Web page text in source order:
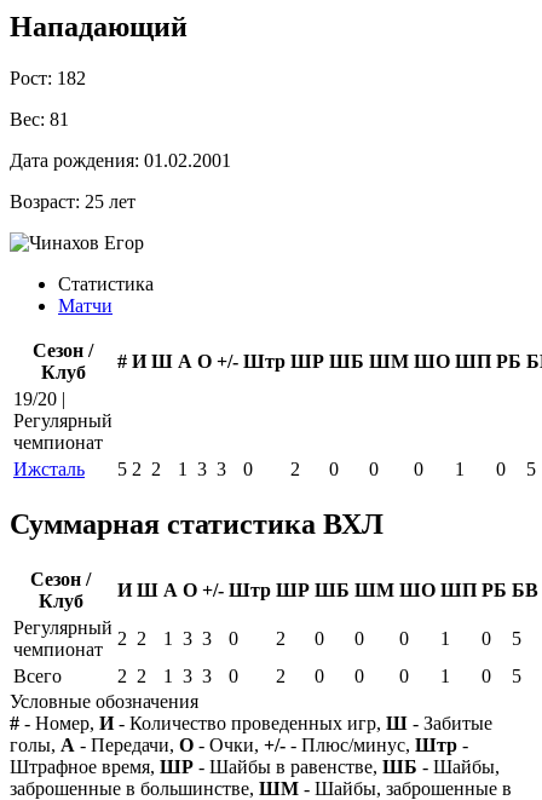
Нападающий
Рост: 182
Вес: 81
Дата рождения: 01.02.2001
Возраст: 25 лет
Статистика
Матчи
Сезон /
Клуб
# И Ш А О +/- Штр ШР ШБ ШМ ШО ШП РБ
19/20 |
Регулярный
чемпионат
Ижсталь
5 2 2 1 3 3 0 2 0 0 0 1 0 5
Суммарная статистика ВХЛ
Сезон /
Клуб
И Ш А О +/- Штр ШР ШБ ШМ ШО ШП РБ БВ
Регулярный
чемпионат
2 2 1 3 3 0 2 0 0 0 1 0
5
Всего
2 2 1 3 3 0 2 0 0 0 1 0
5
Условные обозначения
# - Номер, И- Количество проведенных игр, Ш - Забитые
голы, А - Передачи, О - Очки, +/- - Плюс/минус, Штр -
Штрафное время, ШР - Шайбы в равенстве, ШБ - Шайбы,
заброшенные в большинстве, ШМ - Шайбы, заброшенные в